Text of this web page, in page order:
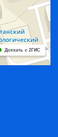
Доехать с 2ГИС